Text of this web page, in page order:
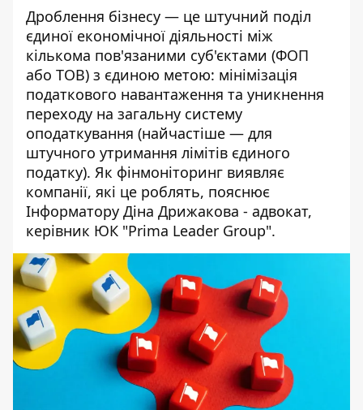
Дроблення бізнесу — це штучний поділ
єдиної економічної діяльності між
кількома пов'язаними суб'єктами (ФОП
або ТОВ) з єдиною метою: мінімізація
податкового навантаження та уникнення
переходу на загальну систему
оподаткування (найчастіше — для
штучного утримання лімітів єдиного
податку). Як фінмоніторинг виявляє
компанії, які це роблять, пояснює
Інформатору Діна Дрижакова - адвокат,
керівник ЮК "Prima Leader Group".